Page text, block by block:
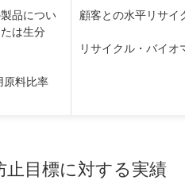
品につい
は生分
原料比率
顧客との水平リサイ
リサイクル・バイオ
止目標に対する実績